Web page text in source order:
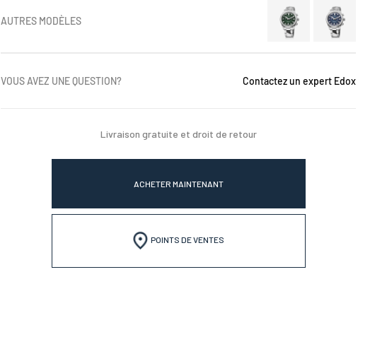
AUTRES MODÈLES
VOUS AVEZ UNE QUESTION? Contactez un expert Edox
Livraison gratuite et droit de retour
ACHETER MAINTENANT
POINTS DE VENTES